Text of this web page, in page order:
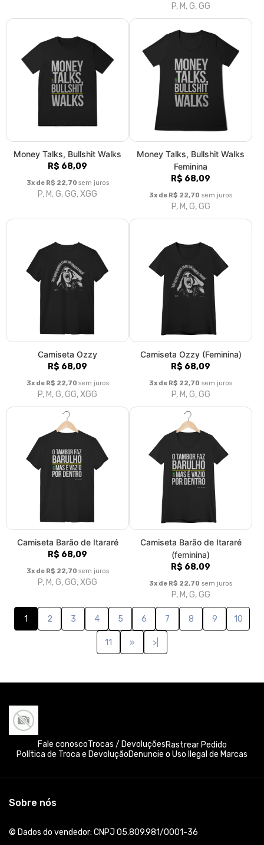
P, M, G, GG
Money Talks, Bullshit Walks
R$ 68,09
3x de R$ 22,70 sem juros
P, M, G, GG, XGG
Money Talks, Bullshit Walks
Feminina
R$ 68,09
3x de R$ 22,70 sem juros
P, M, G, GG
Camiseta Ozzy
R$ 68,09
3x de R$ 22,70 sem juros
P, M, G, GG, XGG
Camiseta Ozzy (Feminina)
R$ 68,09
3x de R$ 22,70 sem juros
P, M, G, GG
Camiseta Barão de Itararé
R$ 68,09
3x de R$ 22,70 sem juros
P, M, G, GG, XGG
Camiseta Barão de Itararé
(feminina)
R$ 68,09
3x de R$ 22,70 sem juros
P, M, G, GG
1 2 3 4 5 6 7 8 9 10
11 » >|
Fale conoscoTrocas / DevoluçõesRastrear Pedido
Política de Troca e DevoluçãoDenuncie o Uso Ilegal de Marcas
Sobre nós
© Dados do vendedor: CNPJ 05.809.981/0001-36